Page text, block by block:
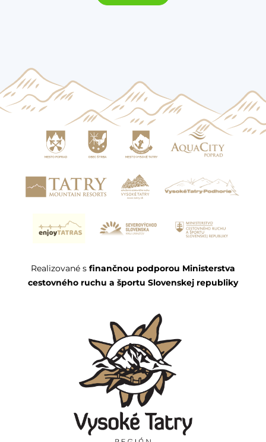
Realizované s finančnou podporou Ministerstva
cestovného ruchu a športu Slovenskej republiky